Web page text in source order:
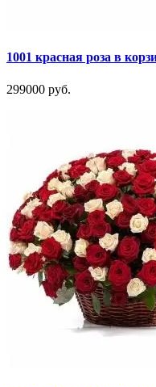
1001 красная роза в
299000 руб.